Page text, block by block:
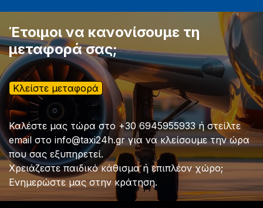
Έτοιμοι να κανονίσουμε τη
μεταφορά σας;
Κλείστε μεταφορά
Καλέστε μας τώρα στο +30 6945955933 ή στείλτε
email στο info@taxi24h.gr για να κλείσουμε την ώρα
που σας εξυπηρετεί.
Χρειάζεστε παιδικό κάθισμα ή επιπλέον χώρο;
Ενημερώστε μας στην κράτηση.